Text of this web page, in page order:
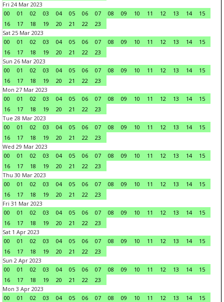
Fri 24 Mar 2023
00
01 02 03 04 05 06 07 08 09 10 11 12 13 14
15
16
17 18 19 20 21 22
23
Sat 25 Mar 2023
00
01 02 03 04 05 06 07 08 09 10 11 12 13 14
15
16
17 18 19 20 21 22
23
Sun 26 Mar 2023
00
01 02 03 04 05 06 07 08 09 10 11 12 13 14
15
16
17 18 19 20 21 22
23
Mon 27 Mar 2023
00
01 02 03 04 05 06 07 08 09 10 11 12 13 14
15
16
17 18 19 20 21 22
23
Tue 28 Mar 2023
00
01 02 03 04 05 06 07 08 09 10 11 12 13 14
15
16
17 18 19 20 21 22
23
Wed 29 Mar 2023
00
01 02 03 04 05 06 07 08 09 10 11 12 13 14
15
16
17 18 19 20 21 22
23
Thu 30 Mar 2023
00
01 02 03 04 05 06 07 08 09 10 11 12 13 14
15
16
17 18 19 20 21 22
23
Fri 31 Mar 2023
00
01 02 03 04 05 06 07 08 09 10 11 12 13 14
15
16
17 18 19 20 21 22
23
Sat 1 Apr 2023
00
01 02 03 04 05 06 07 08 09 10 11 12 13 14
15
16
17 18 19 20 21 22
23
Sun 2 Apr 2023
00
01 02 03 04 05 06 07 08 09 10 11 12 13 14
15
16
17 18 19 20 21 22
23
Mon 3 Apr 2023
00
01 02 03 04 05 06 07 08 09 10 11 12 13 14
15